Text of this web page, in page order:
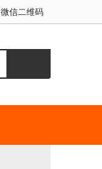
微信二维码